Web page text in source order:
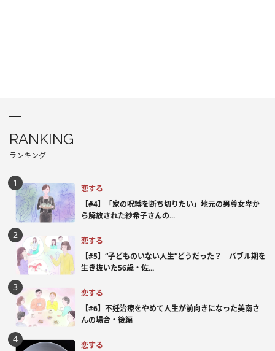
RANKING
ランキング
恋する
【#4】「家の呪縛を断ち切りたい」地元の男尊女卑か
ら解放された紗希子さんの...
恋する
【#5】“子どものいない人生”どうだった？ バブル期を
生き抜いた56歳・佐...
恋する
【#6】不妊治療をやめて人生が前向きになった美南さ
んの場合・後編
恋する